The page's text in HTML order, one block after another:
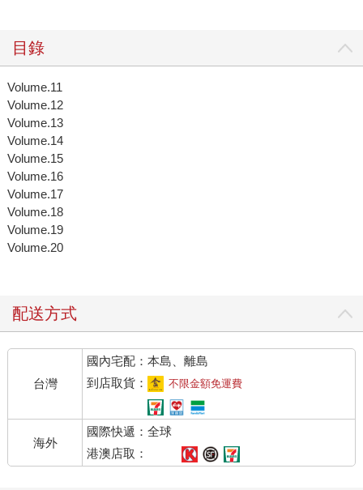
目錄
Volume.11
Volume.12
Volume.13
Volume.14
Volume.15
Volume.16
Volume.17
Volume.18
Volume.19
Volume.20
配送方式
台灣
國內宅配：本島、離島
到店取貨：
不限金額免運費
海外
國際快遞：全球
港澳店取：